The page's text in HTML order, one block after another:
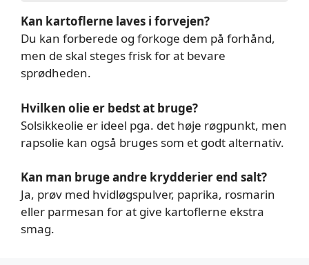
Kan kartoflerne laves i forvejen?
Du kan forberede og forkoge dem på forhånd,
men de skal steges frisk for at bevare
sprødheden.
Hvilken olie er bedst at bruge?
Solsikkeolie er ideel pga. det høje røgpunkt, men
rapsolie kan også bruges som et godt alternativ.
Kan man bruge andre krydderier end salt?
Ja, prøv med hvidløgspulver, paprika, rosmarin
eller parmesan for at give kartoflerne ekstra
smag.